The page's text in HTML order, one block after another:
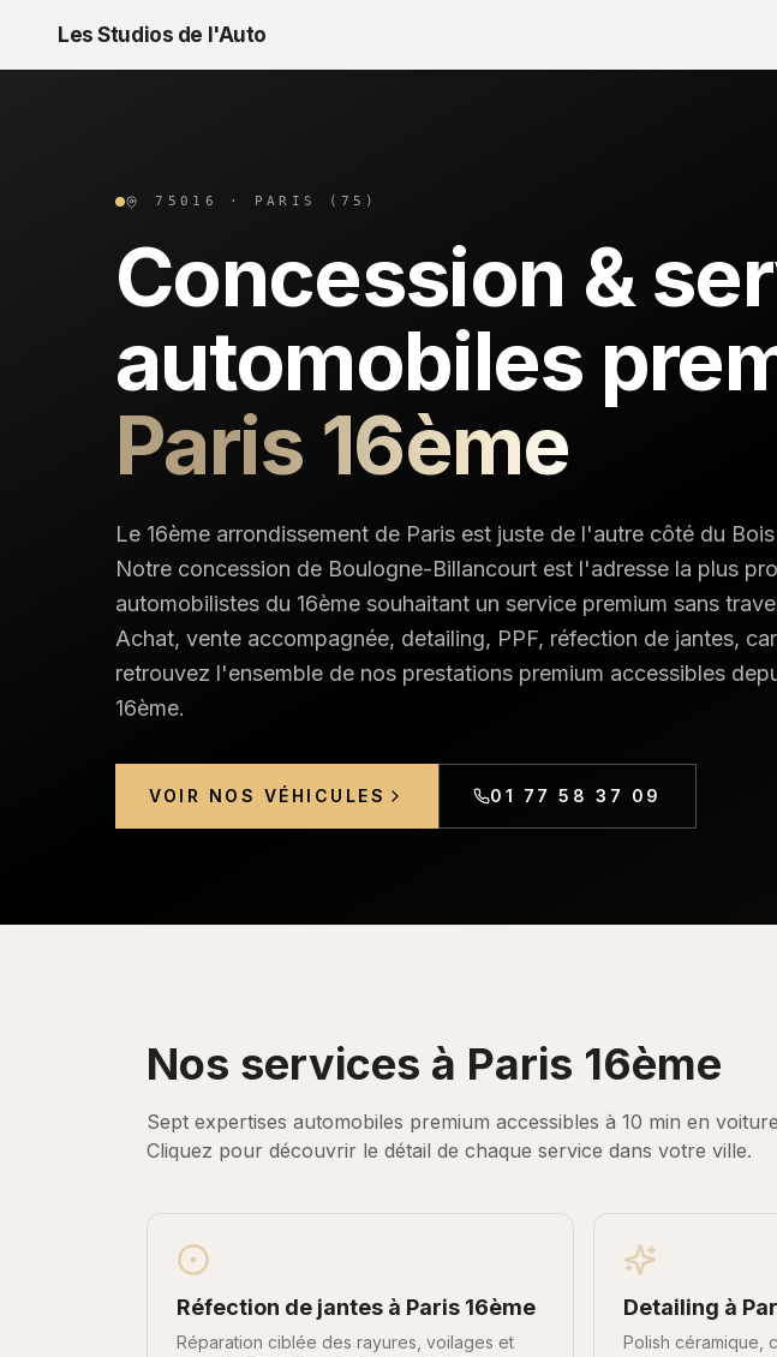
Les Studios de l'Auto
75016 · PARIS (75)
Concession &
automobiles
Paris 16ème
Le 16ème arrondissement de Paris est juste de l'autre côté du
Notre concession de Boulogne-Billancourt est l'adresse la plus
automobilistes du 16ème souhaitant un service premium sans
Achat, vente accompagnée, detailing, PPF, réfection de jantes,
retrouvez l'ensemble de nos prestations premium accessibles
16ème.
VOIR NOS VÉHICULES 01 77 58 37 09
Nos services à Paris 16ème
Sept expertises automobiles premium accessibles à 10 min en voiture
Cliquez pour découvrir le détail de chaque service dans votre ville.
Réfection de jantes à Paris 16ème
Réparation ciblée des rayures, voilages et
Detailing à
Polish céramique,